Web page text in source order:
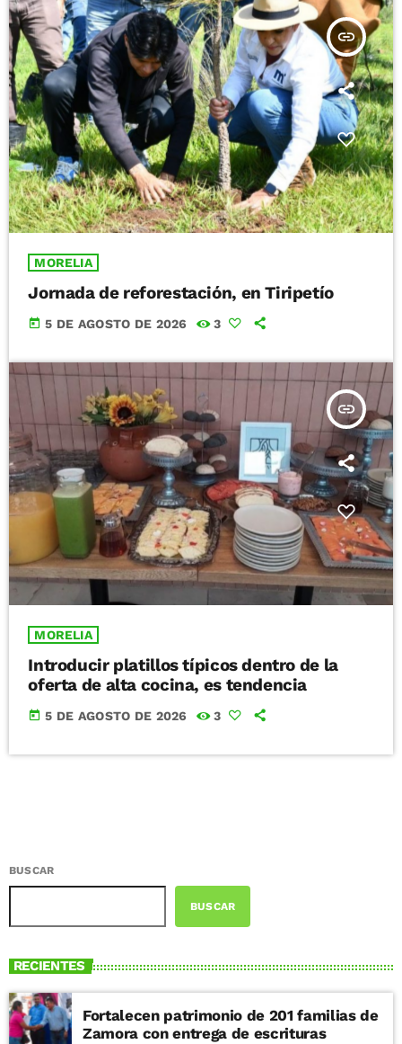
insert_link
MORELIA
Jornada de reforestación, en Tiripetío
today 5 DE AGOSTO DE 2026 3
insert_link
MORELIA
Introducir platillos típicos dentro de la
oferta de alta cocina, es tendencia
today 5 DE AGOSTO DE 2026 3
BUSCAR
BUSCAR
RECIENTES
Fortalecen patrimonio de 201 familias de
Zamora con entrega de escrituras